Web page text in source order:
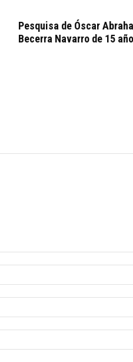
Pesquisa de Óscar
Becerra Navarro de 15